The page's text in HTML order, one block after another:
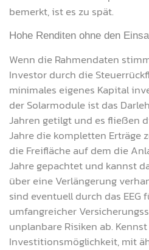
bemerkt, ist es zu spät.
Hohe Renditen ohne den
Wenn die Rahmendaten
Investor durch die
minimales eigenes Kapital
der Solarmodule ist das
Jahren getilgt und es fließen
Jahre die kompletten Erträge
die Freifläche auf dem die
Jahre gepachtet und kannst
über eine Verlängerung
sind eventuell durch das EEG
umfangreicher
unplanbare Risiken ab.
Investitionsmöglichkeit, mit